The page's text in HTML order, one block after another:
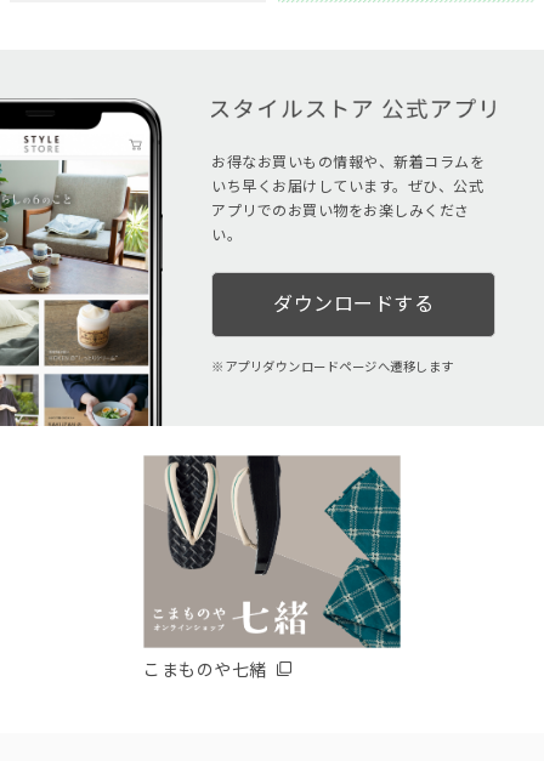
お得なお買いもの情報や、新着コラムを
いち早くお届けしています。ぜひ、公式
アプリでのお買い物をお楽しみくださ
い。
ダウンロードする
アプリダウンロードページへ遷移します
こまものや七緒